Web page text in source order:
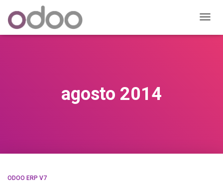
MODO
agosto 2014
ODOO ERP V7